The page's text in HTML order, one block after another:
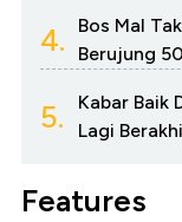
4.
Bos Mal
Berujung
5.
Kabar Baik
Lagi
Features